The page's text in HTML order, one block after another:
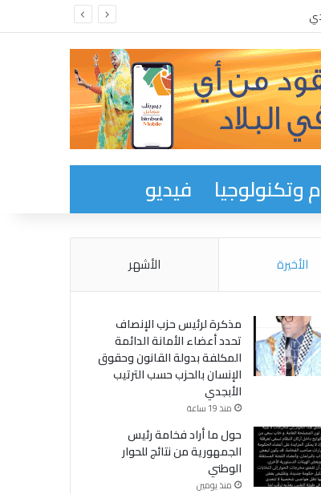
وتكنولوجيا فيديو
الأخيرة الأشهر
مذكرة لرئيس حزب الإنصاف
تحدد أعضاء الأمانة الدائمة
المكلفة بدولة القانون وحقوق
الإنسان بالحزب حسب الترتيب
الأبجدي
منذ 19 ساعة
حول ما أراد فخامة رئيس
الجمهورية من نتائج للحوار
الوطني
منذ يومين